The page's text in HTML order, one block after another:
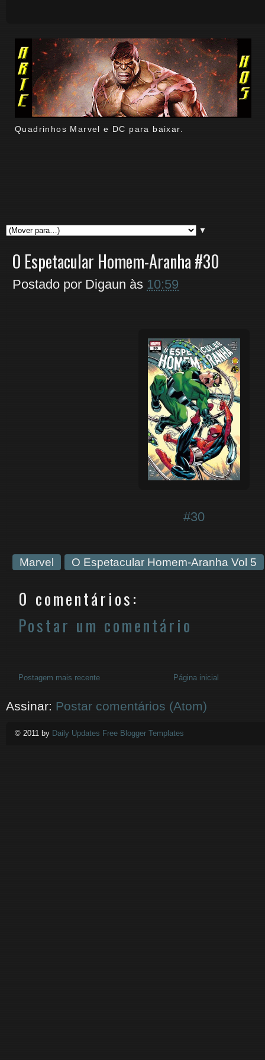
Quadrinhos Marvel e DC para baixar.
▼
O Espetacular Homem-Aranha #30
Postado por Digaun às 10:59
#30
Marvel O Espetacular Homem-Aranha Vol 5
0 comentários:
Postar um comentário
Postagem mais recente Página inicial
Assinar: Postar comentários (Atom)
© 2011 by Daily Updates Free Blogger Templates